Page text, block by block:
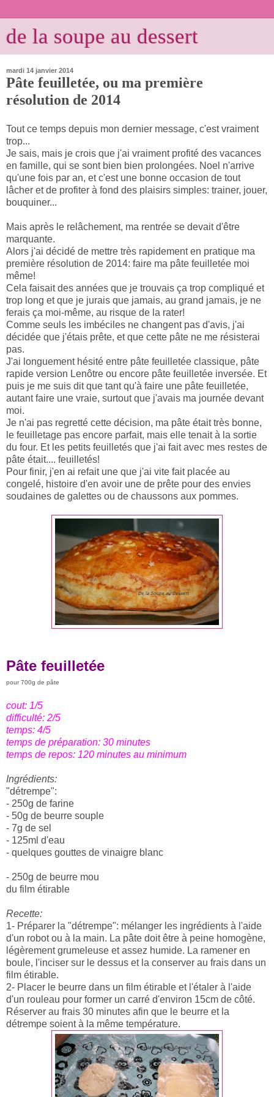
de la soupe au dessert
mardi 14 janvier 2014
Pâte feuilletée, ou ma première
résolution de 2014
Tout ce temps depuis mon dernier message, c'est vraiment
trop...
Je sais, mais je crois que j'ai vraiment profité des vacances
en famille, qui se sont bien bien prolongées. Noel n'arrive
qu'une fois par an, et c'est une bonne occasion de tout
lâcher et de profiter à fond des plaisirs simples: trainer, jouer,
bouquiner...
Mais après le relâchement, ma rentrée se devait d'être
marquante.
Alors j'ai décidé de mettre très rapidement en pratique ma
première résolution de 2014: faire ma pâte feuilletée moi
même!
Cela faisait des années que je trouvais ça trop compliqué et
trop long et que je jurais que jamais, au grand jamais, je ne
ferais ça moi-même, au risque de la rater!
Comme seuls les imbéciles ne changent pas d'avis, j'ai
décidée que j'étais prête, et que cette pâte ne me résisterai
pas.
J'ai longuement hésité entre pâte feuilletée classique, pâte
rapide version Lenôtre ou encore pâte feuilletée inversée. Et
puis je me suis dit que tant qu'à faire une pâte feuilletée,
autant faire une vraie, surtout que j'avais ma journée devant
moi.
Je n'ai pas regretté cette décision, ma pâte était très bonne,
le feuilletage pas encore parfait, mais elle tenait à la sortie
du four. Et les petits feuilletés que j'ai fait avec mes restes de
pâte était.... feuilletés!
Pour finir, j'en ai refait une que j'ai vite fait placée au
congelé, histoire d'en avoir une de prête pour des envies
soudaines de galettes ou de chaussons aux pommes.
Pâte feuilletée
pour 700g de pâte
cout: 1/5
difficulté: 2/5
temps: 4/5
temps de préparation: 30 minutes
temps de repos: 120 minutes au minimum
Ingrédients:
"détrempe":
- 250g de farine
- 50g de beurre souple
- 7g de sel
- 125ml d'eau
- quelques gouttes de vinaigre blanc
- 250g de beurre mou
du film étirable
Recette:
1- Préparer la "détrempe": mélanger les ingrédients à l'aide
d'un robot ou à la main. La pâte doit être à peine homogène,
légèrement grumeleuse et assez humide. La ramener en
boule, l'inciser sur le dessus et la conserver au frais dans un
film étirable.
2- Placer le beurre dans un film étirable et l'étaler à l'aide
d'un rouleau pour former un carré d'environ 15cm de côté.
Réserver au frais 30 minutes afin que le beurre et la
détrempe soient à la même température.